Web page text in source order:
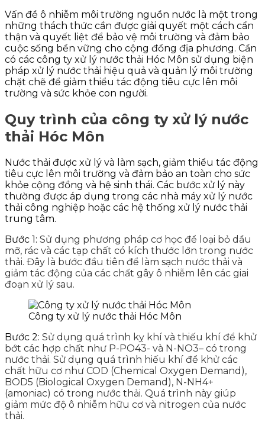
Vấn đề ô nhiễm môi trường nguồn nước là một trong
những thách thức cần được giải quyết một cách cẩn
thận và quyết liệt để bảo vệ môi trường và đảm bảo
cuộc sống bền vững cho cộng đồng địa phương. Cần
có các công ty xử lý nước thải Hóc Môn sử dụng biện
pháp xử lý nước thải hiệu quả và quản lý môi trường
chặt chẽ để giảm thiểu tác động tiêu cực lên môi
trường và sức khỏe con người.
Quy trình của công ty xử lý nước
thải Hóc Môn
Nước thải được xử lý và làm sạch, giảm thiểu tác động
tiêu cực lên môi trường và đảm bảo an toàn cho sức
khỏe cộng đồng và hệ sinh thái. Các bước xử lý này
thường được áp dụng trong các nhà máy xử lý nước
thải công nghiệp hoặc các hệ thống xử lý nước thải
trung tâm.
Bước 1: Sử dụng phương pháp cơ học để loại bỏ dầu
mỡ, rác và các tạp chất có kích thước lớn trong nước
thải. Đây là bước đầu tiên để làm sạch nước thải và
giảm tác động của các chất gây ô nhiễm lên các giai
đoạn xử lý sau.
Công ty xử lý nước thải Hóc Môn
Bước 2: Sử dụng quá trình kỵ khí và thiếu khí để khử
bớt các hợp chất như P-PO43- và N-NO3– có trong
nước thải. Sử dụng quá trình hiếu khí để khử các
chất hữu cơ như COD (Chemical Oxygen Demand),
BOD5 (Biological Oxygen Demand), N-NH4+
(amoniac) có trong nước thải. Quá trình này giúp
giảm mức độ ô nhiễm hữu cơ và nitrogen của nước
thải.